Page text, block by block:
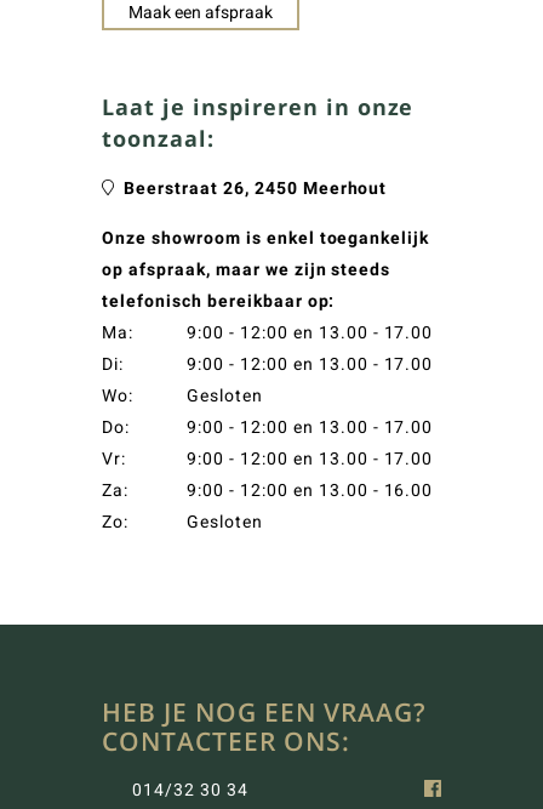
Maak een afspraak
Laat je inspireren in onze
toonzaal:
Beerstraat 26, 2450 Meerhout
Onze showroom is enkel toegankelijk
op afspraak, maar we zijn steeds
telefonisch bereikbaar op:
Ma:
9:00 - 12:00 en 13.00 - 17.00
Di:
9:00 - 12:00 en 13.00 - 17.00
Wo:
Gesloten
Do:
9:00 - 12:00 en 13.00 - 17.00
Vr:
9:00 - 12:00 en 13.00 - 17.00
Za:
9:00 - 12:00 en 13.00 - 16.00
Zo:
Gesloten
HEB JE NOG EEN VRAAG?
CONTACTEER ONS:
014/32 30 34